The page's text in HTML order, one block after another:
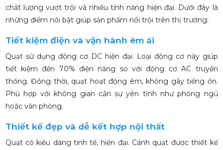
chất lượng vượt trội và nhiều tính năng hiện đại. Dưới đây là
những điểm nổi bật giúp sản phẩm nổi trội trên thị trường:
Tiết kiệm điện và vận hành êm ái
Quạt sử dụng động cơ DC hiện đại. Loại động cơ này giúp
tiết kiệm đến 70% điện năng so với động cơ AC truyền
thống. Đồng thời, quạt hoạt động êm, không gây tiếng ồn.
Phù hợp với không gian cần sự yên tĩnh như phòng ngủ
hoặc văn phòng.
Thiết kế đẹp và dễ kết hợp nội thất
Quạt có kiểu dáng tinh tế, hiện đại. Cánh quạt được thiết kế